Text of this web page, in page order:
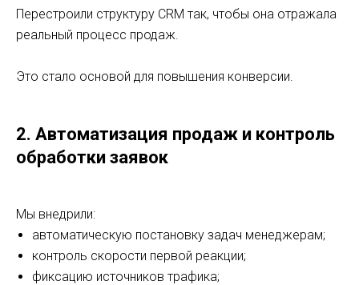
Перестроили структуру CRM так, чтобы она отражала
реальный процесс продаж.
Это стало основой для повышения конверсии.
2. Автоматизация продаж и контроль
обработки заявок
Мы внедрили:
автоматическую постановку задач менеджерам;
контроль скорости первой реакции;
фиксацию источников трафика;